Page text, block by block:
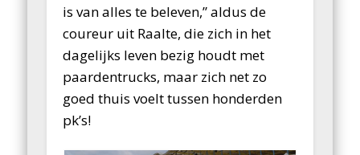
is van alles te beleven,” aldus de
coureur uit Raalte, die zich in het
dagelijks leven bezig houdt met
paardentrucks, maar zich net zo
goed thuis voelt tussen honderden
pk’s!